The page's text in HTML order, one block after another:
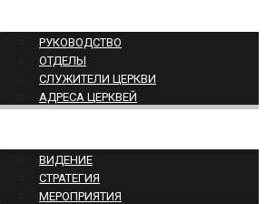
РУКОВОДСТВО
ОТДЕЛЫ
СЛУЖИТЕЛИ ЦЕРКВИ
АДРЕСА ЦЕРКВЕЙ
ВИДЕНИЕ
СТРАТЕГИЯ
МЕРОПРИЯТИЯ